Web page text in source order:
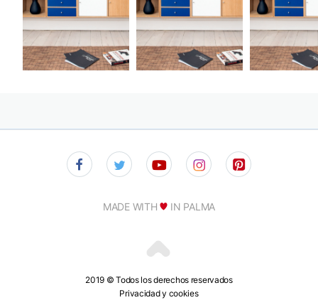
2019 © Todos los derechos reservados
Privacidad y cookies
MADE WITH IN PALMA